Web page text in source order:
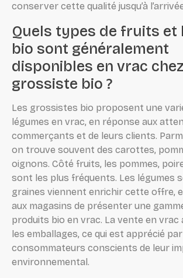
conserver cette qualité jusqu’à
Quels types de fruits et
bio sont généralement
disponibles en vrac
grossiste bio ?
Les grossistes bio proposent une
légumes en vrac, en réponse aux
commerçants et de leurs clients.
on trouve souvent des carottes,
oignons. Côté fruits, les pommes,
sont les plus fréquents. Les légumes
graines viennent enrichir cette offre,
aux magasins de présenter une
produits bio en vrac. La vente en vrac
les emballages, ce qui est apprécié
consommateurs conscients de leur
environnemental.